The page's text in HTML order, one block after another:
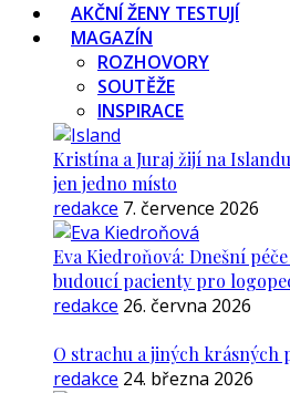
AKČNÍ ŽENY TESTUJÍ
MAGAZÍN
ROZHOVORY
SOUTĚŽE
INSPIRACE
Kristína a Juraj žijí na
jen jedno místo
redakce 7. července 2026
Eva Kiedroňová: Dnešní
budoucí pacienty pro
redakce 26. června 2026
O strachu a jiných krásných
redakce 24. března 2026